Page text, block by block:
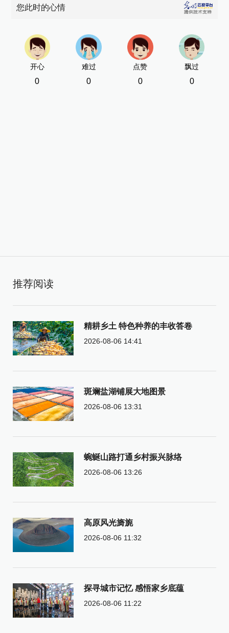
您此时的心情
开心
0
难过
0
点赞
0
飘过
0
推荐阅读
精耕乡土 特色种养的丰收答卷
2026-08-06 14:41
斑斓盐湖铺展大地图景
2026-08-06 13:31
蜿蜒山路打通乡村振兴脉络
2026-08-06 13:26
高原风光旖旎
2026-08-06 11:32
探寻城市记忆 感悟家乡底蕴
2026-08-06 11:22